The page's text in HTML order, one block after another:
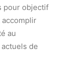
pour objectif
accomplir
au
de